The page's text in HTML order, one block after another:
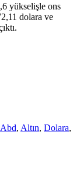
yükselişle ons
dolara ve
Abd, Altın, Dolara,